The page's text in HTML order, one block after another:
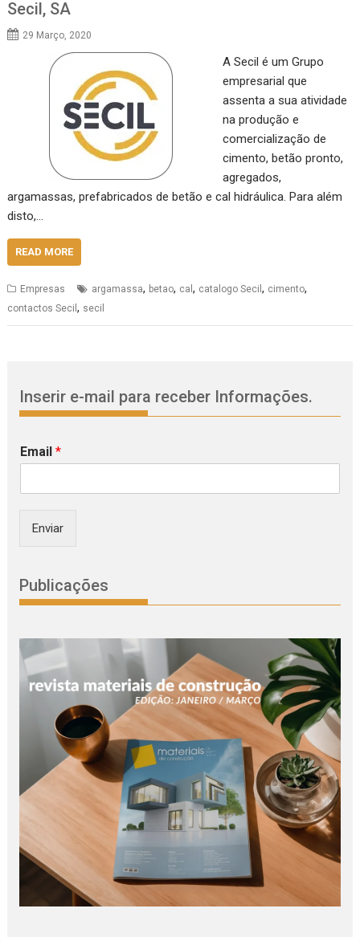
Secil, SA
29 Março, 2020
A Secil é um Grupo
empresarial que
assenta a sua atividade
na produção e
comercialização de
cimento, betão pronto,
agregados,
argamassas, prefabricados de betão e cal hidráulica. Para além
disto,…
READ MORE
Empresas argamassa, betao, cal, catalogo Secil, cimento,
contactos Secil, secil
Inserir e-mail para receber Informações.
Email*
Enviar
Publicações